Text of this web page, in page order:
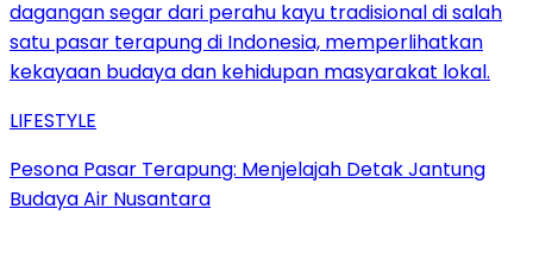
LIFESTYLE
Pesona Pasar Terapung: Menjelajah Detak Jantung
Budaya Air Nusantara